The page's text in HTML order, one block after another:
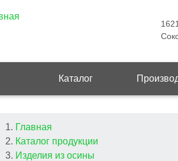
Каталог
Строка
навигации
Главная
Каталог продукции
Изделия из осины